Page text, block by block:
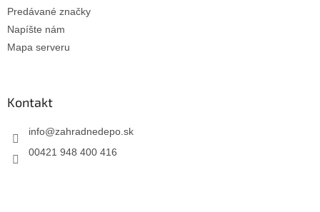
Predávané značky
Napíšte nám
Mapa serveru
Kontakt
info@zahradnedepo.sk
00421 948 400 416